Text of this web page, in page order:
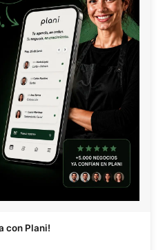
con Plani!